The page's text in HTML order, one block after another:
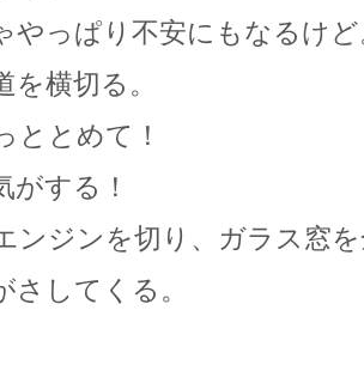
やっぱり不安にもなるけ
横切る。
ととめて！
がする！
ンジンを切り、ガラス窓
してくる。